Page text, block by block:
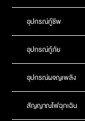
อุปกรณ์กู้ชีพ
อุปกรณ์กู้ภัย
อุปกรณ์ผจญเพลิง
สัญญาณไฟฉุกเฉิน